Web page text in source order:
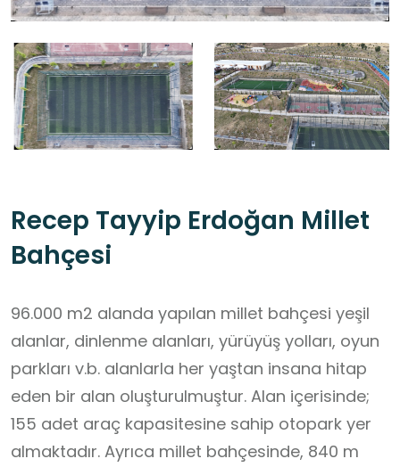
Recep Tayyip Erdoğan Millet
Bahçesi
96.000 m2 alanda yapılan millet bahçesi yeşil
alanlar, dinlenme alanları, yürüyüş yolları, oyun
parkları v.b. alanlarla her yaştan insana hitap
eden bir alan oluşturulmuştur. Alan içerisinde;
155 adet araç kapasitesine sahip otopark yer
almaktadır. Ayrıca millet bahçesinde, 840 m